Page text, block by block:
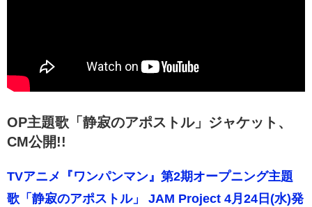
OP主題歌「静寂のアポストル」ジャケット、
CM公開!!
TVアニメ『ワンパンマン』第2期オープニング主題
歌「静寂のアポストル」 JAM Project 4月24日(水)発